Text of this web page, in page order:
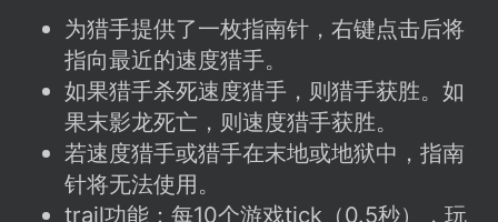
社区的建议&反馈板块，欢迎每
在这里畅所欲言，提出你对 社区功能、
、管理方式等方面 的任何想法！...
11 5.9k
为猎手提供了一枚指南针，右键点击后将
指向最近的速度猎手。
如果猎手杀死速度猎手，则猎手获胜。如
果末影龙死亡，则速度猎手获胜。
若速度猎手或猎手在末地或地狱中，指南
针将无法使用。
trail功能：每10个游戏tick（0.5秒），玩